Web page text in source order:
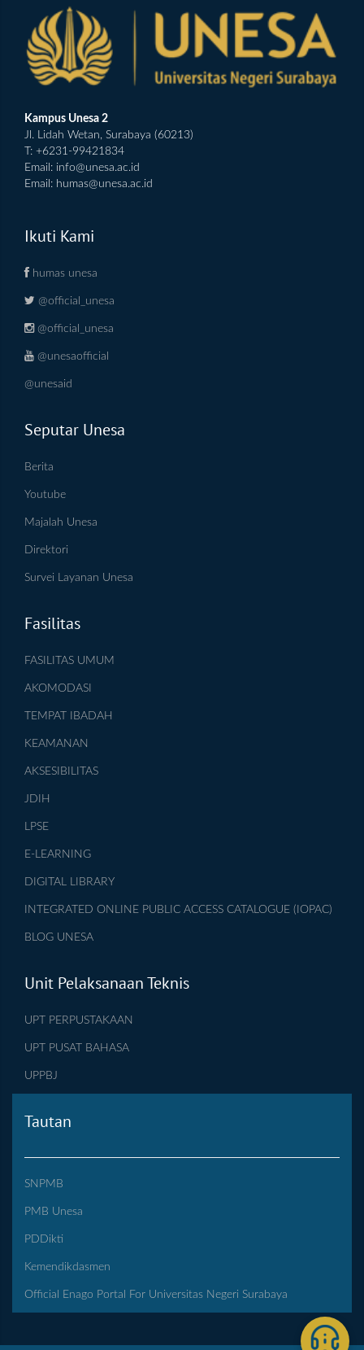
Kampus Unesa 2
Jl. Lidah Wetan, Surabaya (60213)
T: +6231-99421834
Email: info@unesa.ac.id
Email: humas@unesa.ac.id
Ikuti Kami
humas unesa
@official_unesa
@official_unesa
@unesaofficial
@unesaid
Seputar Unesa
Berita
Youtube
Majalah Unesa
Direktori
Survei Layanan Unesa
Fasilitas
FASILITAS UMUM
AKOMODASI
TEMPAT IBADAH
KEAMANAN
AKSESIBILITAS
JDIH
LPSE
E-LEARNING
DIGITAL LIBRARY
INTEGRATED ONLINE PUBLIC ACCESS CATALOGUE (IOPAC)
BLOG UNESA
Unit Pelaksanaan Teknis
UPT PERPUSTAKAAN
UPT PUSAT BAHASA
UPPBJ
Tautan
SNPMB
PMB Unesa
PDDikti
Kemendikdasmen
Official Enago Portal For Universitas Negeri Surabaya